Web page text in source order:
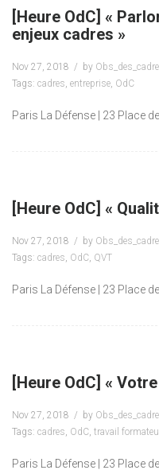
[Heure OdC] «
enjeux cadres »
Nov 27, 2018 by
Tags: cadres, entreprise, OdC
Paris La Défense | 23 Place
[Heure OdC] «
Nov 27, 2018 by
Tags: cadres, OdC, QVT
Paris La Défense | 23 Place
[Heure OdC] «
Nov 27, 2018 by
Tags: cadres, OdC, travail
Paris La Défense | 23 Place